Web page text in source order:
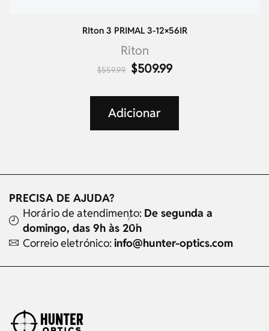
RIton 3 PRIMAL 3-12×56IR
Riton
$559.99 $509.99
Adicionar
PRECISA DE AJUDA?
Horário de atendimento: De segunda a
domingo, das 9h às 20h
Correio eletrónico: info@hunter-optics.com